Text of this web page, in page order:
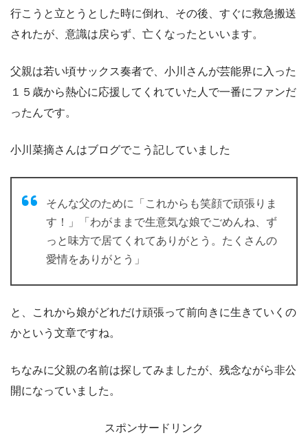
行こうと立とうとした時に倒れ、その後、すぐに救急搬送
されたが、意識は戻らず、亡くなったといいます。
父親は若い頃サックス奏者で、小川さんが芸能界に入った
１５歳から熱心に応援してくれていた人で一番にファンだ
ったんです。
小川菜摘さんはブログでこう記していました
そんな父のために「これからも笑顔で頑張りま
す！」「わがままで生意気な娘でごめんね、ず
っと味方で居てくれてありがとう。たくさんの
愛情をありがとう」
と、これから娘がどれだけ頑張って前向きに生きていくの
かという文章ですね。
ちなみに父親の名前は探してみましたが、残念ながら非公
開になっていました。
スポンサードリンク